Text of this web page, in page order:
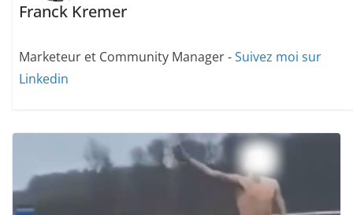
Franck Kremer
Marketeur et Community Manager -Suivez moi sur
Linkedin